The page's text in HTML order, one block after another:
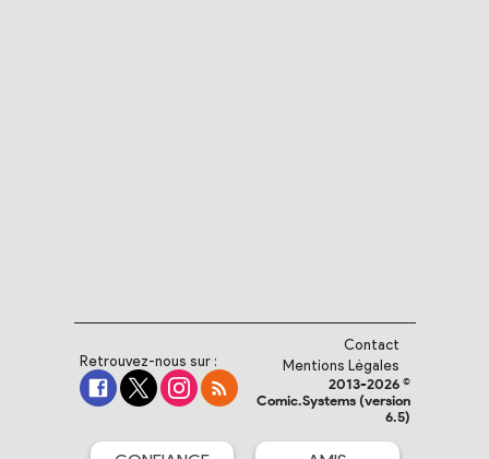
Retrouvez-nous sur :
Contact
Mentions Légales
2013-2026 ©
Comic.Systems (version
6.5)